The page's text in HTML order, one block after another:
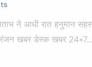
खबर डेस्क खबर 24×7…